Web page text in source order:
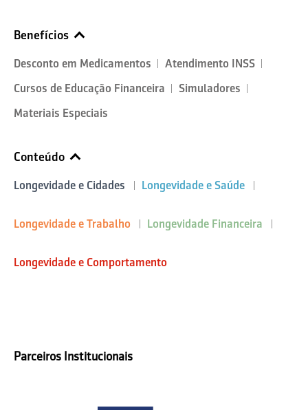
Benefícios
Desconto em Medicamentos
Atendimento INSS
Cursos de Educação Financeira
Simuladores
Materiais Especiais
Conteúdo
Longevidade e Cidades Longevidade e Saúde
Longevidade e Trabalho Longevidade Financeira
Longevidade e Comportamento
Parceiros Institucionais